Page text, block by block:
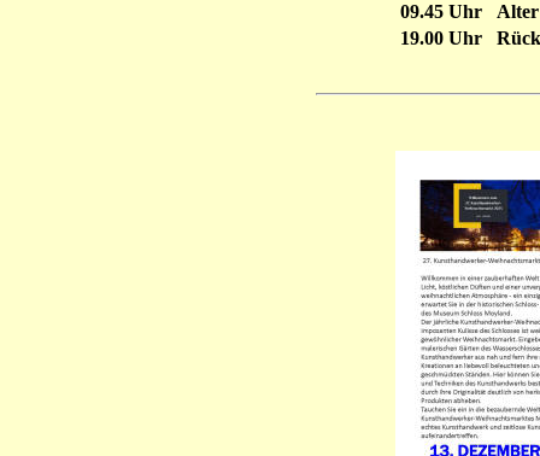
09.45 Uhr
19.00 Uhr